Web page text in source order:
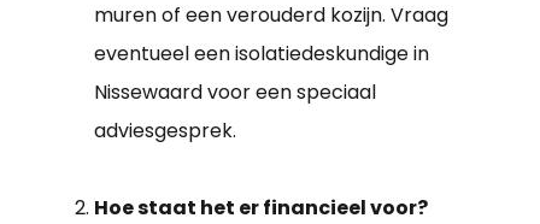
muren of een verouderd kozijn. Vraag
eventueel een isolatiedeskundige in
Nissewaard voor een speciaal
adviesgesprek.
Hoe staat het er financieel voor?